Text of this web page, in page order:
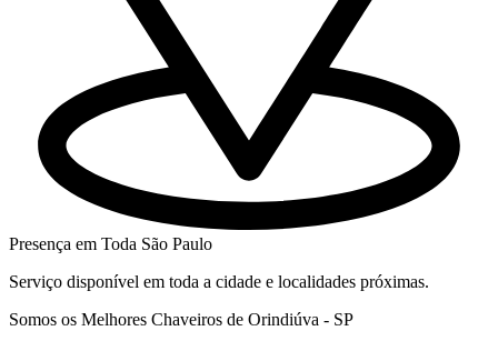
Presença em Toda São Paulo
Serviço disponível em toda a cidade e localidades próximas.
Somos os Melhores Chaveiros de Orindiúva - SP